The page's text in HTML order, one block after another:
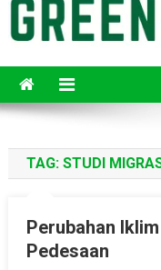
TAG: STUDI
Perubahan
Pedesaan